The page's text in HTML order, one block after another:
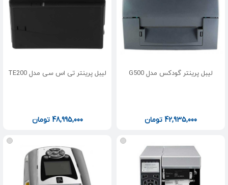
لیبل پرینتر گودکس مدل G500
42,935,000 تومان
لیبل پرینتر تی اس سی مدل TE200
48,995,000 تومان